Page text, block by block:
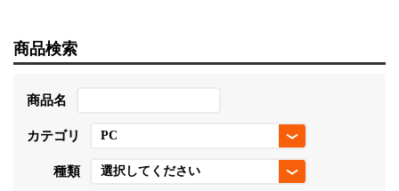
商品検索
商品名
カテゴリ
種類